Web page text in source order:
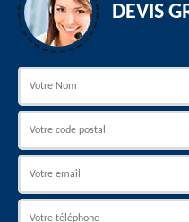
DEVIS